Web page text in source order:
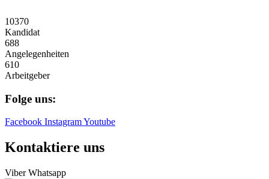
10370
Kandidat
688
Angelegenheiten
610
Arbeitgeber
Folge uns:
Facebook InstagramYoutube
Kontaktiere uns
Viber Whatsapp